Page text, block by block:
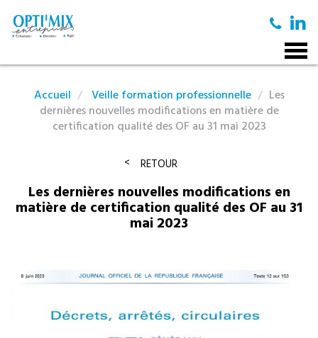
Accueil Veille formation professionnelle
Les
dernières nouvelles modifications en matière de
certification qualité des OF au 31 mai 2023
RETOUR
Les dernières nouvelles modifications en
matière de certification qualité des OF au 31
mai 2023